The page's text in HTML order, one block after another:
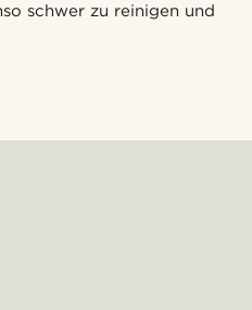
schwer zu reinigen und